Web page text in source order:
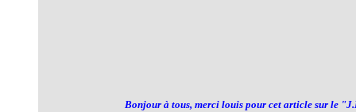
Bonjour à tous, merci louis pour cet article sur le